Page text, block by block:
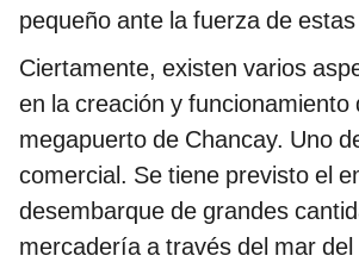
pequeño ante la fuerza de
Ciertamente, existen varios
en la creación y funcionamiento
megapuerto de Chancay. Uno
comercial. Se tiene previsto el
desembarque de grandes
mercadería a través del mar